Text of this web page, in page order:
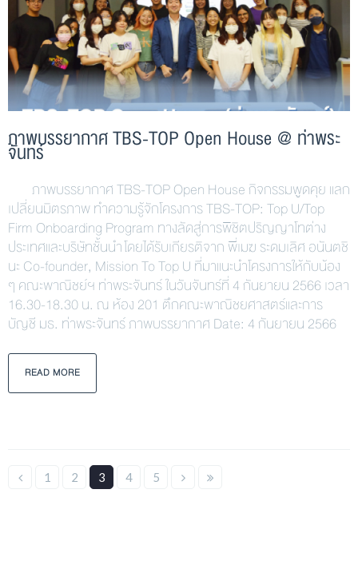
ภาพบรรยากาศ TBS-TOP Open House @ ท่าพระ
จันทร์
ภาพบรรยากาศ TBS-TOP Open House กิจกรรมพูดคุย แลก
เปลี่ยนมิตรภาพ ทำความรู้จักโครงการ TBS-TOP: Top U/Top
Firm Onboarding Program ทางลัดสู่การพิชิตปริญญาโทต่าง
ประเทศและบริษัทชั้นนำ โดยได้รับเกียรติจาก พี่เมฆ ระดมเลิศ อนันตชิ
นะ Co-founder, Mission To Top U ที่มาแนะนำโครงการให้กับน้อง
ๆ คณะพาณิชย์ฯ ท่าพระจันทร์ ในวันจันทร์ที่ 4 กันยายน 2566 เวลา
16.30-18.30 น. ณ ห้อง 201 ตึกคณะพาณิชยศาสตร์และการ
บัญชี มธ. ท่าพระจันทร์ ภาพบรรยากาศ Date: 4 กันยายน 2566
READ MORE
1 2 3 4 5